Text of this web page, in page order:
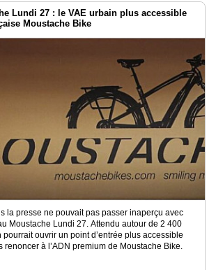
Lundi 27 : le VAE urbain plus accessible
Moustache Bike
la presse ne pouvait pas passer inaperçu avec
Moustache Lundi 27. Attendu autour de 2 400
pourrait ouvrir un point d’entrée plus accessible
renoncer à l’ADN premium de Moustache Bike.